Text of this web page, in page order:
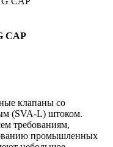
CAP
клапаны со
(SVA-L) штоком.
требованиям,
промышленных